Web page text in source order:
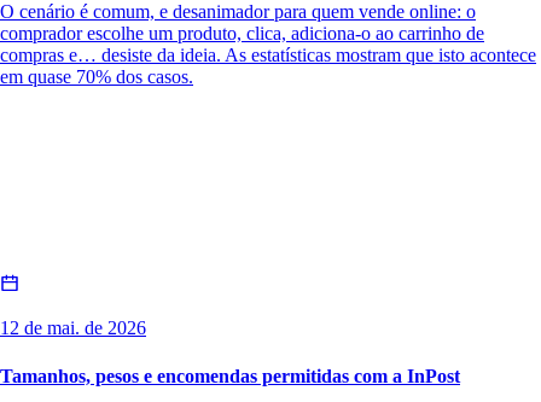
O cenário é comum, e desanimador para quem vende online: o
comprador escolhe um produto, clica, adiciona-o ao carrinho de
compras e… desiste da ideia. As estatísticas mostram que isto acontece
em quase 70% dos casos.
12 de mai. de 2026
Tamanhos, pesos e encomendas permitidas com a InPost